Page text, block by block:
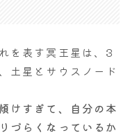
を表す冥王星は、3
土星とサウスノード
けすぎて、自分の本
づらくなっているか